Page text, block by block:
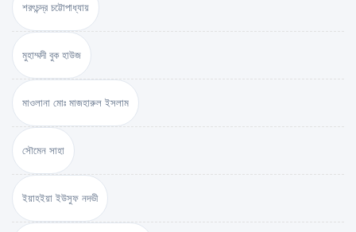
শরৎচন্দ্র চট্টোপাধ্যায়
মুহাম্মদী বুক হাউজ
মাওলানা মোঃ মাজহারুল ইসলাম
সৌমেন সাহা
ইয়াহইয়া ইউসুফ নদভী